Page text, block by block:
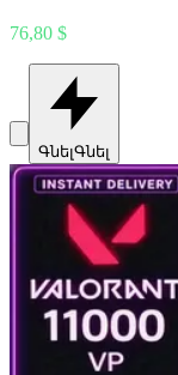
76,80 $
ԳնելԳնել